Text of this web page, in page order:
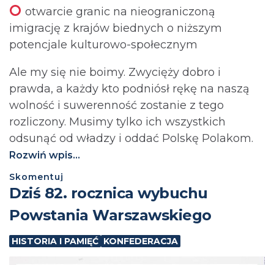
otwarcie granic na nieograniczoną
imigrację z krajów biednych o niższym
potencjale kulturowo-społecznym
Ale my się nie boimy. Zwycięży dobro i
prawda, a każdy kto podniósł rękę na naszą
wolność i suwerenność zostanie z tego
rozliczony. Musimy tylko ich wszystkich
odsunąć od władzy i oddać Polskę Polakom.
Rozwiń wpis...
Skomentuj
Dziś 82. rocznica wybuchu
Powstania Warszawskiego
HISTORIA I PAMIĘĆ KONFEDERACJA